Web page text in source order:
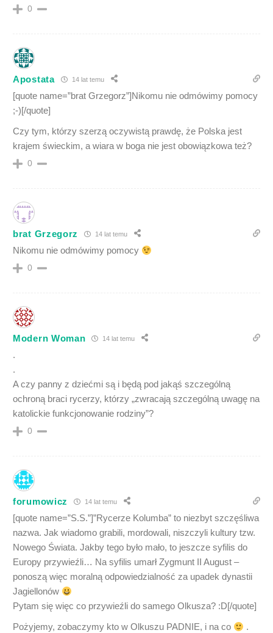
0
Apostata 14 lat temu
[quote name=”brat Grzegorz”]Nikomu nie odmówimy pomocy
;-)[/quote]
Czy tym, którzy szerzą oczywistą prawdę, że Polska jest
krajem świeckim, a wiara w boga nie jest obowiązkowa też?
0
brat Grzegorz 14 lat temu
Nikomu nie odmówimy pomocy
0
Modern Woman 14 lat temu
.
.
A czy panny z dziećmi są i będą pod jakąś szczególną
ochroną braci rycerzy, którzy „zwracają szczególną uwagę na
katolickie funkcjonowanie rodziny”?
0
forumowicz 14 lat temu
[quote name=”S.S.”]”Rycerze Kolumba” to niezbyt szczęśliwa
nazwa. Jak wiadomo grabili, mordowali, niszczyli kultury tzw.
Nowego Świata. Jakby tego było mało, to jeszcze syfilis do
Europy przywieźli… Na syfilis umarł Zygmunt II August –
ponoszą więc moralną odpowiedzialność za upadek dynastii
Jagiellonów
Pytam się więc co przywieźli do samego Olkusza? :D[/quote]
Pożyjemy, zobaczymy kto w Olkuszu PADNIE, i na co
.